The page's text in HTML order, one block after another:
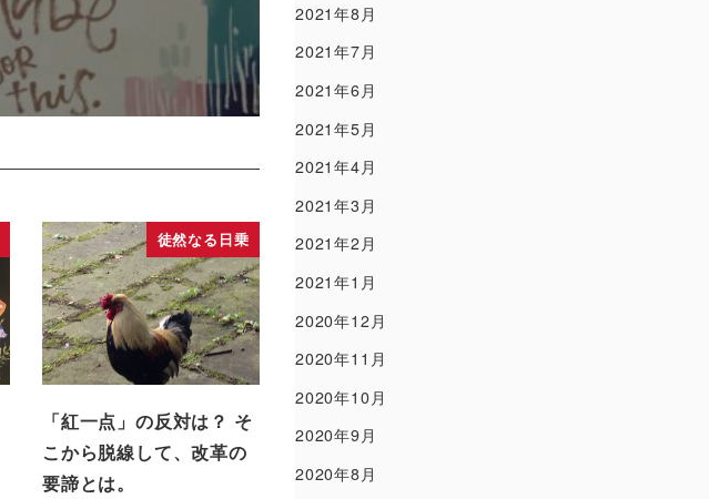
徒然なる日乗
「紅一点」の反対は？ そ
こから脱線して、改革の
要諦とは。
2021年8月
2021年7月
2021年6月
2021年5月
2021年4月
2021年3月
2021年2月
2021年1月
2020年12月
2020年11月
2020年10月
2020年9月
2020年8月